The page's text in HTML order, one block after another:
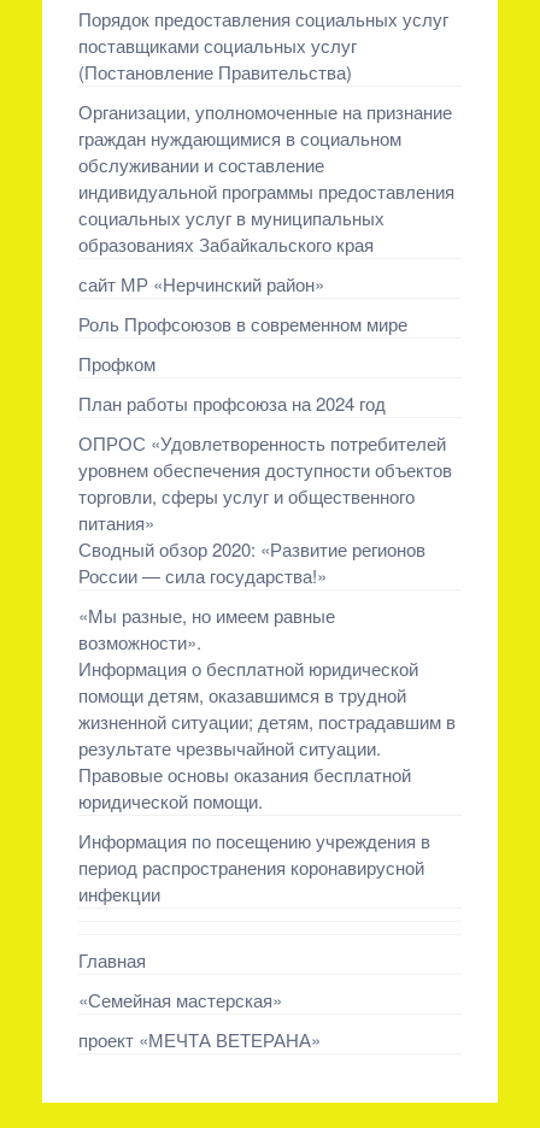
Порядок предоставления социальных услуг
поставщиками социальных услуг
(Постановление Правительства)
Организации, уполномоченные на признание
граждан нуждающимися в социальном
обслуживании и составление
индивидуальной программы предоставления
социальных услуг в муниципальных
образованиях Забайкальского края
сайт МР «Нерчинский район»
Роль Профсоюзов в современном мире
Профком
План работы профсоюза на 2024 год
ОПРОС «Удовлетворенность потребителей
уровнем обеспечения доступности объектов
торговли, сферы услуг и общественного
питания»
Сводный обзор 2020: «Развитие регионов
России — сила государства!»
«Мы разные, но имеем равные
возможности».
Информация о бесплатной юридической
помощи детям, оказавшимся в трудной
жизненной ситуации; детям, пострадавшим в
результате чрезвычайной ситуации.
Правовые основы оказания бесплатной
юридической помощи.
Информация по посещению учреждения в
период распространения коронавирусной
инфекции
Главная
«Семейная мастерская»
проект «МЕЧТА ВЕТЕРАНА»